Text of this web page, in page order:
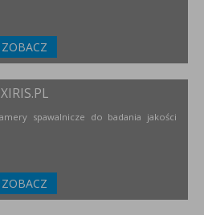
ZOBACZ
XIRIS.PL
spawalnicze do badania jakości
ZOBACZ